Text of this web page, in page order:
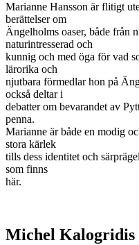
Marianne Hansson är flitigt
berättelser om
Ängelholms oaser, både från
naturintresserad och
kunnig och med öga för vad
lärorika och
njutbara förmedlar hon på
också deltar i
debatter om bevarandet av
penna.
Marianne är både en modig
stora kärlek
tills dess identitet och
som finns
här.
Michel Kalogridis